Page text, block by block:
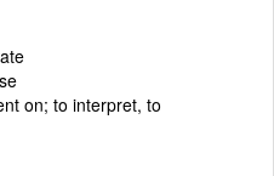
on; to interpret, to